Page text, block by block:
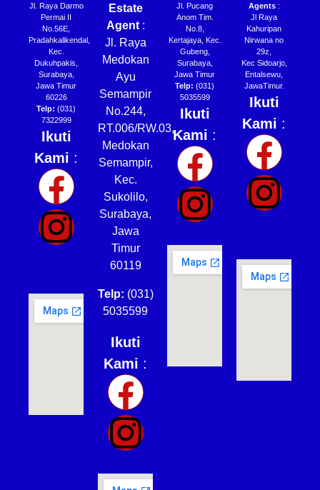
Jl. Raya Darmo
Permai II
No.56E,
Pradahkalikendal,
Kec.
Dukuhpakis,
Surabaya,
Jawa Timur
60226
Telp: (031)
7322999
Ikuti
Kami :
Estate
Agent:
Jl. Raya
Medokan
Ayu
Semampir
No.244,
RT.006/RW.03,
Medokan
Semampir,
Kec.
Sukolilo,
Surabaya,
Jawa
Timur
60119
Telp: (031)
5035599
Ikuti
Kami :
Jl. Pucang
Anom Tim.
No.8,
Kertajaya, Kec.
Gubeng,
Surabaya,
Jawa Timur
Telp: (031)
5035599
Ikuti
Kami :
Agents:
Jl Raya
Kahuripan
Nirwana no
29z,
Kec Sidoarjo,
Entalsewu,
JawaTimur.
Ikuti
Kami :